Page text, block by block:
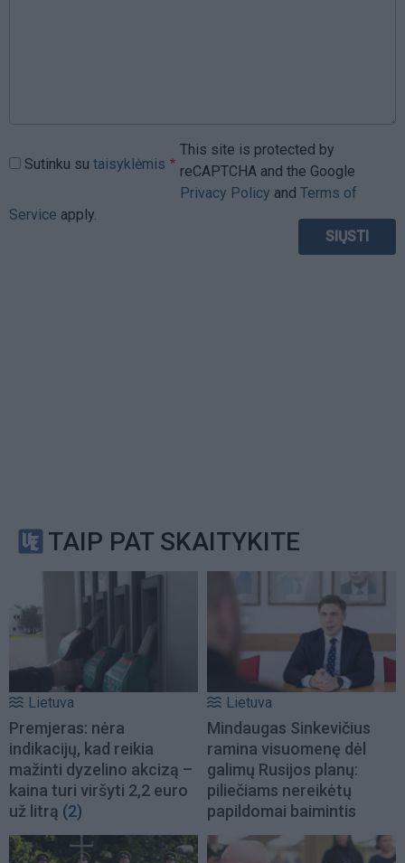
Sutinku su taisyklėmis
This site is protected by
reCAPTCHA and the Google
Privacy Policy and Terms of
Service apply.
TAIP PAT SKAITYKITE
Lietuva
Premjeras: nėra
indikacijų, kad reikia
mažinti dyzelino akcizą –
kaina turi viršyti 2,2 euro
už litrą (2)
Lietuva
Mindaugas Sinkevičius
ramina visuomenę dėl
galimų Rusijos planų:
piliečiams nereikėtų
papildomai baimintis